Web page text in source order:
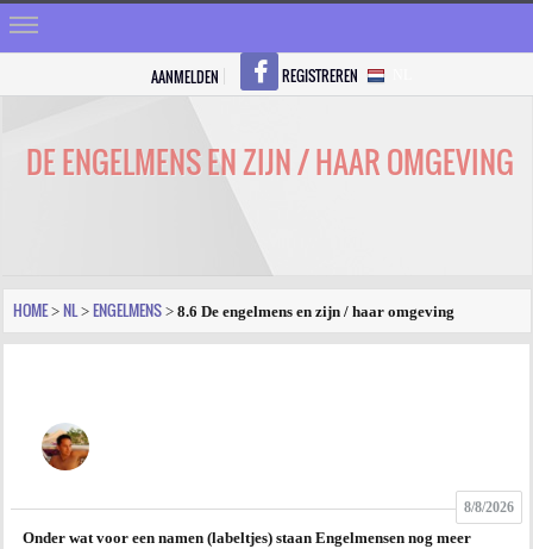
VRAGEN
FOTO
AANMELDEN REGISTREREN
DE ENGELMENS EN ZIJN / HAAR OMGEVING
HOME > NL > ENGELMENS > 8.6 De engelmens en zijn / haar omgeving
8/8/2026
Onder wat voor een namen (labeltjes) staan Engelmensen nog meer